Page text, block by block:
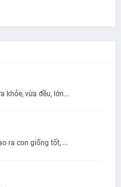
khỏe, vừa đều, lớn...
ra con giống tốt, ...